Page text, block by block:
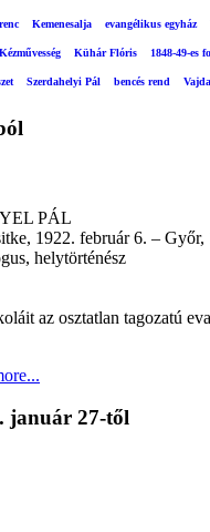
Kemenesalja evangélikus egyház
Kézművesség Kühár Flóris 1848-49-es
Szerdahelyi Pál bencés rend
PÁL
1922. február 6. – Győr,
helytörténész
az osztatlan tagozatú
január 27-től